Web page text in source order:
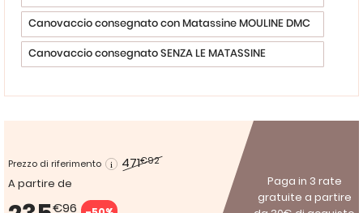
Canovaccio consegnato con Matassine MOULINE DMC
Canovaccio consegnato SENZA LE MATASSINE
Prezzo di riferimento 471€92
A partire de
€96
Paga in 3 rate
gratuite a partire